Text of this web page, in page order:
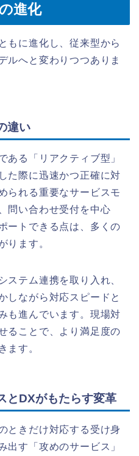
進化
もに進化し、従来型から
ルへと変わりつつありま
違い
ある「リアクティブ型」
た際に迅速かつ正確に対
られる重要なサービスモ
問い合わせ受付を中心
ートできる点は、多くの
ります。
ステム連携を取り入れ、
しながら対応スピードと
も進んでいます。現場対
ることで、より満足度の
ます。
とDXがもたらす変革
ときだけ対応する受け身
出す「攻めのサービス」